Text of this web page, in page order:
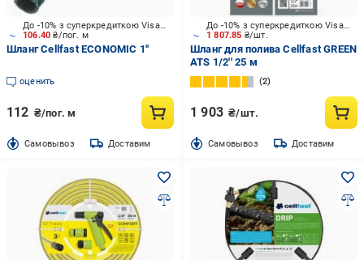
106.40₴/пог. м
До -10% з суперкредиткою Visa Вигода
Шланг Cellfast ECONOMIC 1''
оценить
112 ₴/пог. м
Cамовывоз Доставим
1 807.85 ₴/шт.
До -10% з суперкредиткою Visa Вигода
Шланг для полива Cellfast GREEN
ATS 1/2'' 25 м
2
1 903 ₴/шт.
Cамовывоз Доставим